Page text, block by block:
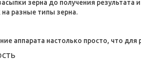
зерна до получения результата
разные типы зерна.
аппарата настолько просто, что